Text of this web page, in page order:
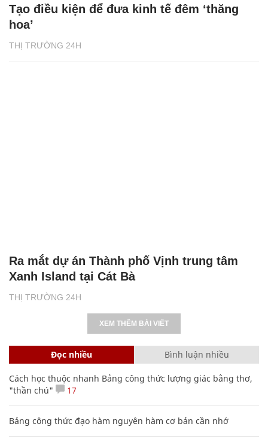
THỊ TRƯỜNG 24H
Tạo điều kiện để đưa kinh tế đêm ‘thăng
hoa’
THỊ TRƯỜNG 24H
Ra mắt dự án Thành phố Vịnh trung tâm
Xanh Island tại Cát Bà
XEM THÊM BÀI VIẾT
Đọc nhiều Bình luận nhiều
Cách học thuộc nhanh Bảng công thức lượng giác bằng thơ,
"thần chú"
17
Bảng công thức đạo hàm nguyên hàm cơ bản cần nhớ